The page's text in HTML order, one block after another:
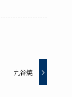
九谷焼